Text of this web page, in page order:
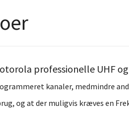
professionelle UHF
kanaler, medmindre
og at der muligvis kræves en